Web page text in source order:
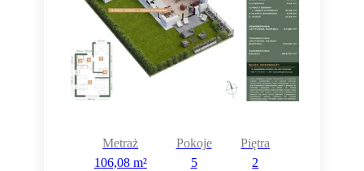
Metraż
106,08 m²
Pokoje
5
Piętra
2